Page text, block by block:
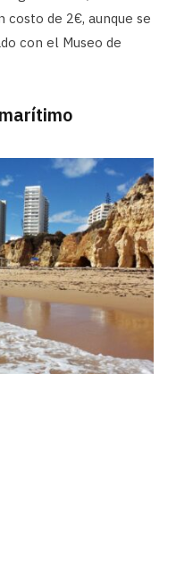
de 2€, aunque se
con el Museo de